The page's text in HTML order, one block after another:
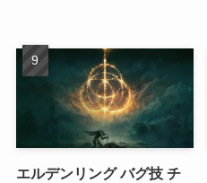
エルデンリング バグ技 チ